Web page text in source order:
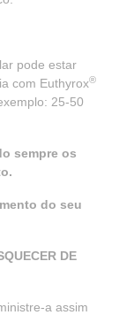
pode estar
com Euthyrox®
25-50
sempre os
do seu
DE
a assim